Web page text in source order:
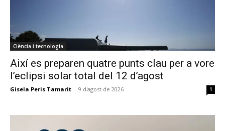
Ciència i tecnologia
Així es preparen quatre punts clau per a vore
l’eclipsi solar total del 12 d’agost
Gisela Peris Tamarit - 9 d'agost de 2026 1